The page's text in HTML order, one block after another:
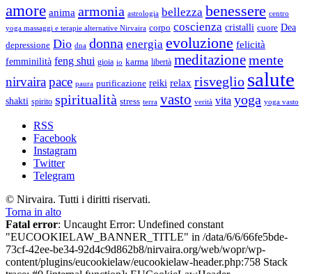
amore anima armonia astrologia bellezza benessere centro
yoga massaggi e terapie alternative Nirvaira corpo coscienza cristalli cuore Dea
depressione Dio dna donna energia evoluzione felicità
femminilità feng shui gioia io karma libertà meditazionemente
nirvairapace paura purificazione reiki relax risveglio salute
shakti spirito spiritualità stress terra vasto verità vita yoga yoga vasto
RSS
Facebook
Instagram
Twitter
Telegram
© Nirvaira. Tutti i diritti riservati.
Torna in alto
Fatal error: Uncaught Error: Undefined constant
"EUCOOKIELAW_BANNER_TITLE" in /data/6/6/66fe5bde-
73cf-42ee-be34-92d4c9d862b8/nirvaira.org/web/wopr/wp-
content/plugins/eucookielaw/eucookielaw-header.php:758 Stack